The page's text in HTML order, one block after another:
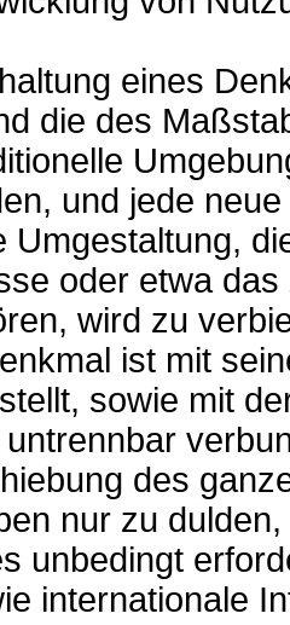
eines
die des
und jede
Umgestaltung,
oder etwa
wird zu
ist mit
sowie mit
des
nur zu
unbedingt
internationale